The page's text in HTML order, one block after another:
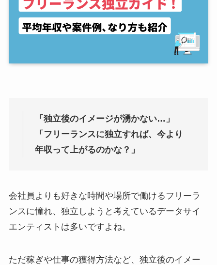
「独立後のイメージが湧かない…」
「フリーランスに独立すれば、今より
年収って上がるのかな？」
会社員よりも好きな時間や場所で働けるフリーラ
ンスに憧れ、独立しようと考えているデータサイ
エンティストは多いですよね。
ただ稼ぎや仕事の獲得方法など、独立後のイメー